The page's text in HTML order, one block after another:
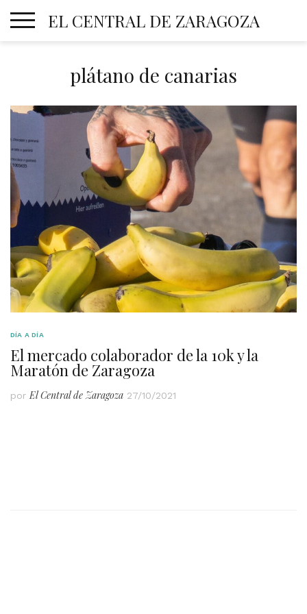
EL CENTRAL DE ZARAGOZA
plátano de canarias
DÍA A DÍA
El mercado colaborador de la 10k y la
Maratón de Zaragoza
por El Central de Zaragoza 27/10/2021